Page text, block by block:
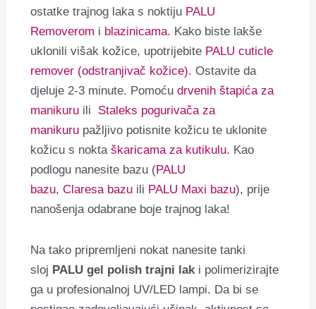
ostatke trajnog laka s noktiju PALU
Removerom i blazinicama. Kako biste lakše
uklonili višak kožice, upotrijebite PALU cuticle
remover (odstranjivač kožice). Ostavite da
djeluje 2-3 minute. Pomoćudrvenih štapića za
manikuru ili Staleks pogurivača za
manikuru pažljivo potisnite kožicu te uklonite
kožicu s noktaškaricama za kutikulu. Kao
podlogu nanesite bazu (PALU
bazu,Claresa bazu ili PALU Maxi bazu), prije
nanošenja odabrane boje trajnog laka!
Na tako pripremljeni nokat nanesite tanki
sloj PALU gel polish trajni lak i polimerizirajte
ga u profesionalnoj UV/LED lampi. Da bi se